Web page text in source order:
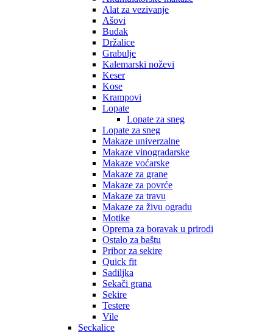
Alat za vezivanje
Ašovi
Budak
Držalice
Grabulje
Kalemarski noževi
Keser
Kose
Krampovi
Lopate
Lopate za sneg
Lopate za sneg
Makaze univerzalne
Makaze vinogradarske
Makaze voćarske
Makaze za grane
Makaze za povrće
Makaze za travu
Makaze za živu ogradu
Motike
Oprema za boravak u prirodi
Ostalo za baštu
Pribor za sekire
Quick fit
Sadiljka
Sekači grana
Sekire
Testere
Vile
Seckalice